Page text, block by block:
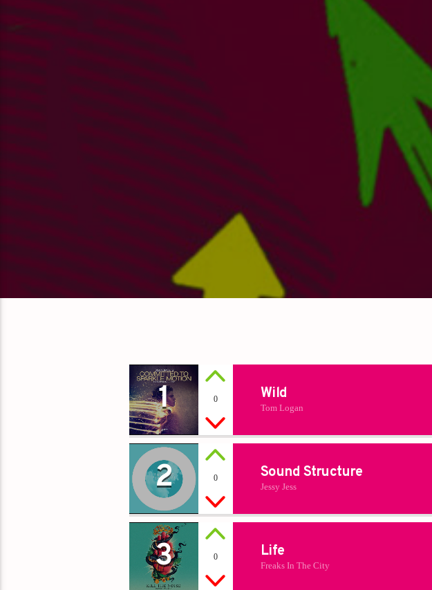
1 0 Wild
Tom Logan
2 0 Sound Structure
Jessy Jess
3 0 Life
Freaks In The City